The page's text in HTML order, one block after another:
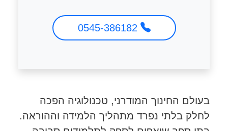
בעולם החינוך המודרני, טכנולוגיה הפכה
לחלק בלתי נפרד מתהליך הלמידה וההוראה.